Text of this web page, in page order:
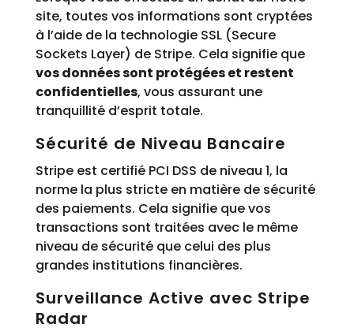
site, toutes vos informations sont cryptées
à l’aide de la technologie SSL (Secure
Sockets Layer) de Stripe. Cela signifie que
vos données sont protégées et restent
confidentielles, vous assurant une
tranquillité d’esprit totale.
Sécurité de Niveau Bancaire
Stripe est certifié PCI DSS de niveau 1, la
norme la plus stricte en matière de sécurité
des paiements. Cela signifie que vos
transactions sont traitées avec le même
niveau de sécurité que celui des plus
grandes institutions financières.
Surveillance Active avec Stripe
Radar